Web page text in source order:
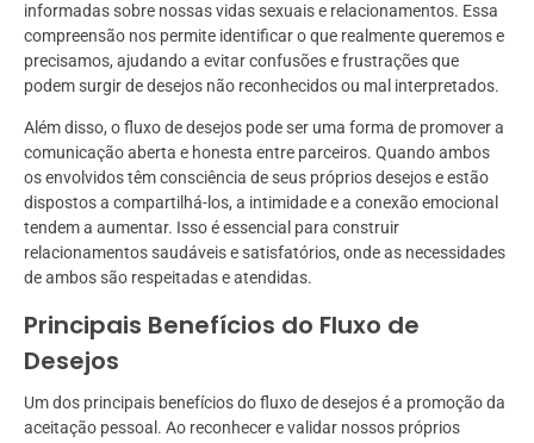
informadas sobre nossas vidas sexuais e relacionamentos. Essa
compreensão nos permite identificar o que realmente queremos e
precisamos, ajudando a evitar confusões e frustrações que
podem surgir de desejos não reconhecidos ou mal interpretados.
Além disso, o fluxo de desejos pode ser uma forma de promover a
comunicação aberta e honesta entre parceiros. Quando ambos
os envolvidos têm consciência de seus próprios desejos e estão
dispostos a compartilhá-los, a intimidade e a conexão emocional
tendem a aumentar. Isso é essencial para construir
relacionamentos saudáveis e satisfatórios, onde as necessidades
de ambos são respeitadas e atendidas.
Principais Benefícios do Fluxo de
Desejos
Um dos principais benefícios do fluxo de desejos é a promoção da
aceitação pessoal. Ao reconhecer e validar nossos próprios